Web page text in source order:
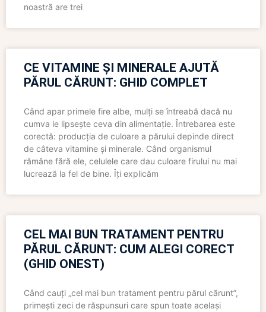
noastră are trei
CE VITAMINE ȘI MINERALE AJUTĂ
PĂRUL CĂRUNT: GHID COMPLET
Când apar primele fire albe, mulți se întreabă dacă nu
cumva le lipsește ceva din alimentație. Întrebarea este
corectă: producția de culoare a părului depinde direct
de câteva vitamine și minerale. Când organismul
rămâne fără ele, celulele care dau culoare firului nu mai
lucrează la fel de bine. Îți explicăm
CEL MAI BUN TRATAMENT PENTRU
PĂRUL CĂRUNT: CUM ALEGI CORECT
(GHID ONEST)
Când cauți „cel mai bun tratament pentru părul cărunt”,
primești zeci de răspunsuri care spun toate același